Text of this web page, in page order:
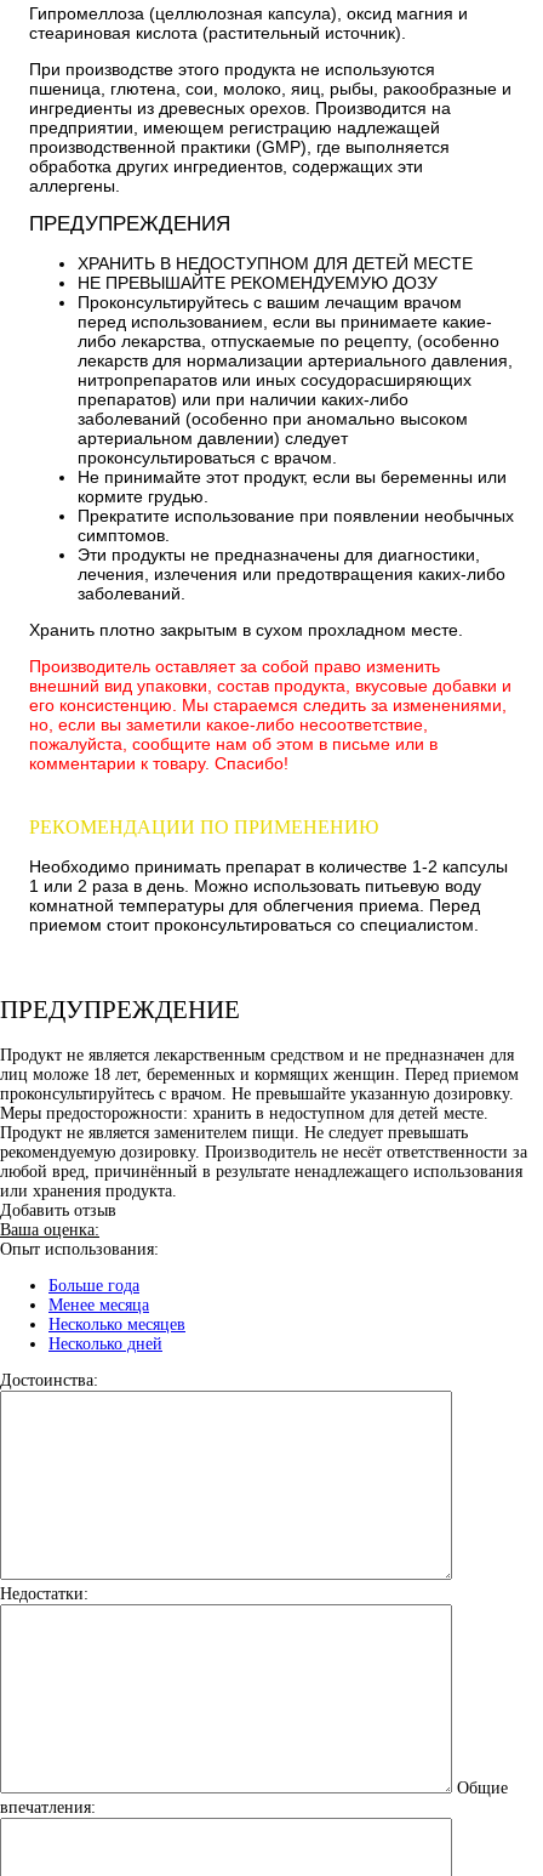
Гипромеллоза (целлюлозная капсула), оксид магния и
стеариновая кислота (растительный источник).
При производстве этого продукта не используются
пшеница, глютена, сои, молоко, яиц, рыбы, ракообразные и
ингредиенты из древесных орехов. Производится на
предприятии, имеющем регистрацию надлежащей
производственной практики (GMP), где выполняется
обработка других ингредиентов, содержащих эти
аллергены.
ПРЕДУПРЕЖДЕНИЯ
ХРАНИТЬ В НЕДОСТУПНОМ ДЛЯ ДЕТЕЙ МЕСТЕ
НЕ ПРЕВЫШАЙТЕ РЕКОМЕНДУЕМУЮ ДОЗУ
Проконсультируйтесь с вашим лечащим врачом
перед использованием, если вы принимаете какие-
либо лекарства, отпускаемые по рецепту, (особенно
лекарств для нормализации артериального давления,
нитропрепаратов или иных сосудорасширяющих
препаратов) или при наличии каких-либо
заболеваний (особенно при аномально высоком
артериальном давлении) следует
проконсультироваться с врачом.
Не принимайте этот продукт, если вы беременны или
кормите грудью.
Прекратите использование при появлении необычных
симптомов.
Эти продукты не предназначены для диагностики,
лечения, излечения или предотвращения каких-либо
заболеваний.
Хранить плотно закрытым в сухом прохладном месте.
Производитель оставляет за собой право изменить
внешний вид упаковки, состав продукта, вкусовые добавки и
его консистенцию. Мы стараемся следить за изменениями,
но, если вы заметили какое-либо несоответствие,
пожалуйста, сообщите нам об этом в письме или в
комментарии к товару. Спасибо!
РЕКОМЕНДАЦИИ ПО ПРИМЕНЕНИЮ
Необходимо принимать препарат в количестве 1-2 капсулы
1 или 2 раза в день. Можно использовать питьевую воду
комнатной температуры для облегчения приема. Перед
приемом стоит проконсультироваться со специалистом.
ПРЕДУПРЕЖДЕНИЕ
Продукт не является лекарственным средством и не предназначен для
лиц моложе 18 лет, беременных и кормящих женщин. Перед приемом
проконсультируйтесь с врачом. Не превышайте указанную дозировку.
Меры предосторожности: хранить в недоступном для детей месте.
Продукт не является заменителем пищи. Не следует превышать
рекомендуемую дозировку. Производитель не несёт ответственности за
любой вред, причинённый в результате ненадлежащего использования
или хранения продукта.
Добавить отзыв
Ваша оценка:
Опыт использования:
Больше года
Менее месяца
Несколько месяцев
Несколько дней
Достоинства:
Недостатки:
Общие
впечатления: